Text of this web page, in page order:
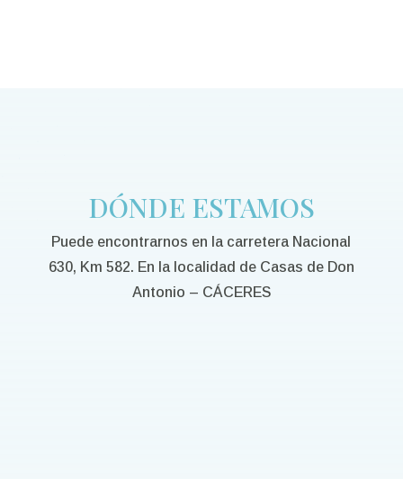
DÓNDE ESTAMOS
Puede encontrarnos en la carretera Nacional
630, Km 582. En la localidad de Casas de Don
Antonio – CÁCERES